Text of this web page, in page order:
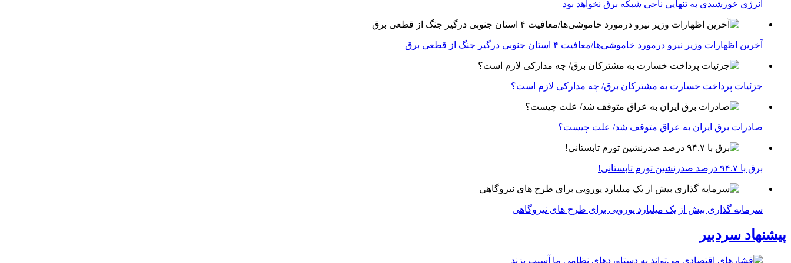
انرژی خورشیدی به تنهایی ناجی شبکه برق نخواهد بود
آخرین اظهارات وزیر نیرو درمورد خاموشی‌ها/معافیت ۴ استان جنوبی درگیر جنگ از قطعی برق
جزئیات پرداخت خسارت به مشترکان برق/ چه مدارکی لازم است؟
صادرات برق ایران به عراق متوقف شد/ علت چیست؟
برق با ۹۴.۷ درصد صدرنشین تورم تابستانی!
سرمایه گذاری بیش از یک میلیارد یورویی برای طرح های نیروگاهی
پیشنهاد سردبیر